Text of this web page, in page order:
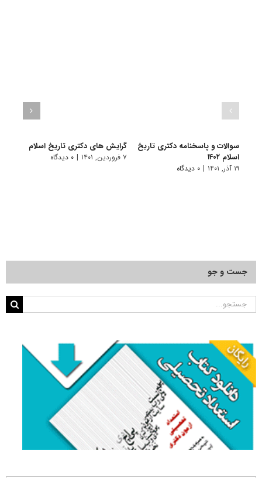
سوالات و پاسخنامه دکتری تاریخ
اسلام ۱۴۰۲
۱۹ آذر, ۱۴۰۱ | ۰ دیدگاه
گرایش های دکتری ﺗﺎرﻳﺦ اﺳﻼم
۷ فروردین, ۱۴۰۱ | ۰ دیدگاه
جست و جو
جستجو